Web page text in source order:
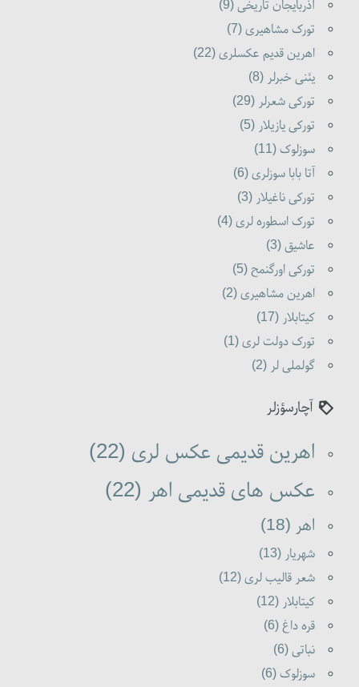
آذربایجان تاریخی (9)
تورک مشاهیری (7)
اهرین قدیم عکسلری (22)
یئنی خبرلر (8)
تورکی شعرلر (29)
تورکی یازیلار (5)
سوزلوک (11)
آتا بابا سوزلری (6)
تورکی ناغیلار (3)
تورک اسطوره لری (4)
عاشیق (3)
تورکی اورگنمح (5)
اهرین مشاهیری (2)
کیتابلار (17)
تورک دولت لری (1)
گولملی لر (2)
آچارسؤزلر
اهرین قدیمی عکس لری (22)
عکس های قدیمی اهر (22)
اهر (18)
شهریار (13)
شعر قالیب لری (12)
کیتابلار (12)
قره داغ (6)
نباتی (6)
سوزلوک (6)